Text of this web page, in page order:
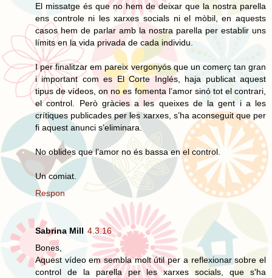
El missatge és que no hem de deixar que la nostra parella
ens controle ni les xarxes socials ni el mòbil, en aquests
casos hem de parlar amb la nostra parella per establir uns
límits en la vida privada de cada individu.
I per finalitzar em pareix vergonyós que un comerç tan gran
i important com es El Corte Inglés, haja publicat aquest
tipus de vídeos, on no es fomenta l’amor sinó tot el contrari,
el control. Però gràcies a les queixes de la gent i a les
crítiques publicades per les xarxes, s’ha aconseguit que per
fi aquest anunci s’eliminara.
No oblides que l’amor no és bassa en el control.
Un comiat.
Respon
Sabrina Mill 4.3.16
Bones,
Aquest vídeo em sembla molt útil per a reflexionar sobre el
control de la parella per les xarxes socials, que s'ha